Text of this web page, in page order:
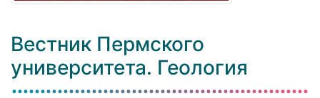
Вестник Пермского
университета. Геология